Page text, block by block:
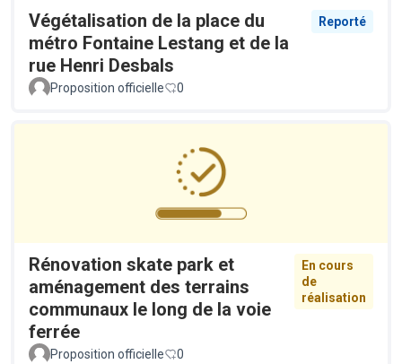
Végétalisation de la place du
métro Fontaine Lestang et de la
rue Henri Desbals
Reporté
Proposition officielle 0
Rénovation skate park et
aménagement des terrains
communaux le long de la voie
ferrée
En cours
de
réalisation
Proposition officielle 0